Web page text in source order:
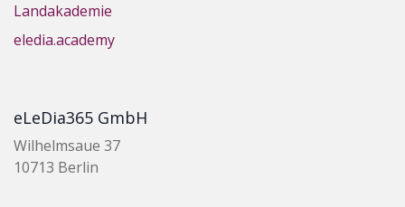
Landakademie
eledia.academy
eLeDia365 GmbH
Wilhelmsaue 37
10713 Berlin